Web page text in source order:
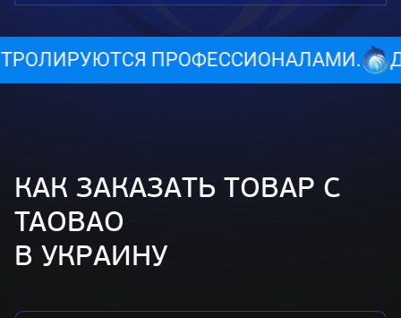
ДОСТАВКА С TAOBAO В
КАК ЗАКАЗАТЬ ТОВАР С
TAOBAO
В УКРАИНУ